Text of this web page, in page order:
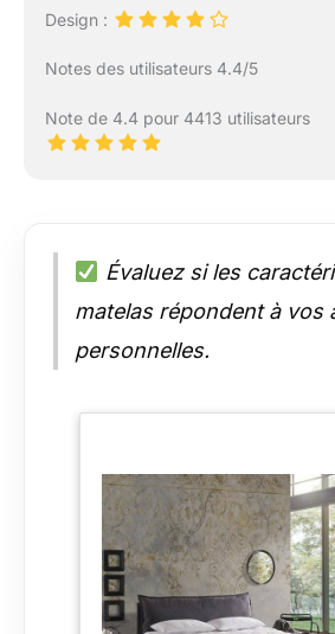
Design :
Notes des utilisateurs 4.4/5
Note de 4.4 pour 4413 utilisateurs
Évaluez si les
matelas répondent à vos
personnelles.